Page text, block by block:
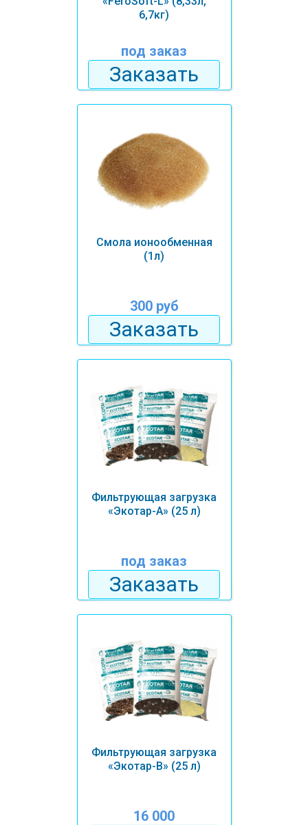
6,7кг)
под заказ
Заказать
Смола ионообменная
(1л)
300 руб
Заказать
Фильтрующая загрузка
«Экотар-А» (25 л)
под заказ
Заказать
Фильтрующая загрузка
«Экотар-В» (25 л)
16 000